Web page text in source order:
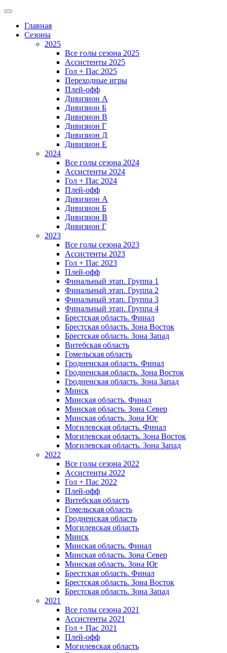
Главная
Сезоны
2025
Все голы сезона 2025
Ассистенты 2025
Гол + Пас 2025
Переходные игры
Плей-офф
Дивизион A
Дивизион Б
Дивизион В
Дивизион Г
Дивизион Д
Дивизион Е
2024
Все голы сезона 2024
Ассистенты 2024
Гол + Пас 2024
Плей-офф
Дивизион A
Дивизион Б
Дивизион В
Дивизион Г
2023
Все голы сезона 2023
Ассистенты 2023
Гол + Пас 2023
Плей-офф
Финальный этап. Группа 1
Финальный этап. Группа 2
Финальный этап. Группа 3
Финальный этап. Группа 4
Брестская область. Финал
Брестская область. Зона Восток
Брестская область. Зона Запад
Витебская область
Гомельская область
Гродненская область. Финал
Гродненская область. Зона Восток
Гродненская область. Зона Запад
Минск
Минская область. Финал
Минская область. Зона Север
Минская область. Зона Юг
Могилевская область. Финал
Могилевская область. Зона Восток
Могилевская область. Зона Запад
2022
Все голы сезона 2022
Ассистенты 2022
Гол + Пас 2022
Плей-офф
Витебская область
Гомельская область
Гродненская область
Могилевская область
Минск
Mинская область. Финал
Минская область. Зона Север
Минская область. Зона Юг
Брестская область. Финал
Брестская область. Зона Восток
Брестская область. Зона Запад
2021
Все голы сезона 2021
Ассистенты 2021
Гол + Пас 2021
Плей-офф
Могилевская область